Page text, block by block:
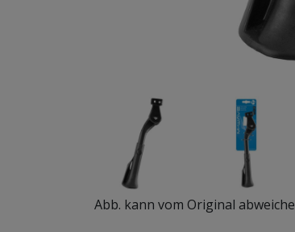
Abb. kann vom Original